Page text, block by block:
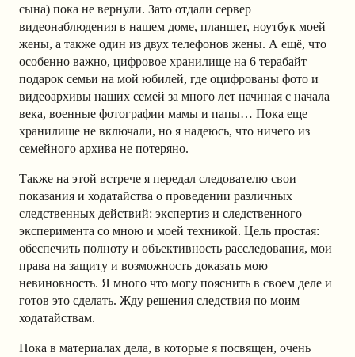
сына) пока не вернули. Зато отдали сервер
видеонаблюдения в нашем доме, планшет, ноутбук моей
жены, а также один из двух телефонов жены. А ещё, что
особенно важно, цифровое хранилище на 6 терабайт –
подарок семьи на мой юбилей, где оцифрованы фото и
видеоархивы наших семей за много лет начиная с начала
века, военные фотографии мамы и папы… Пока еще
хранилище не включали, но я надеюсь, что ничего из
семейного архива не потеряно.
Также на этой встрече я передал следователю свои
показания и ходатайства о проведении различных
следственных действий: экспертиз и следственного
эксперимента со мною и моей техникой. Цель простая:
обеспечить полноту и объективность расследования, мои
права на защиту и возможность доказать мою
невиновность. Я много что могу пояснить в своем деле и
готов это сделать. Жду решения следствия по моим
ходатайствам.
Пока в материалах дела, в которые я посвящен, очень